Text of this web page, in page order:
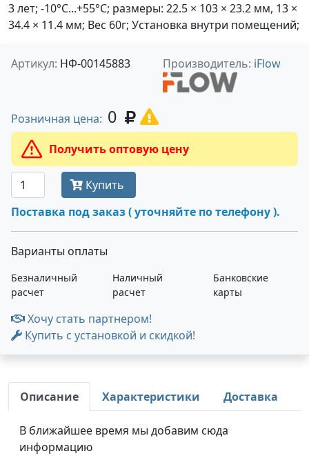
3 лет; -10°C...+55°C; размеры: 22.5 × 103 × 23.2 мм, 13 ×
34.4 × 11.4 мм; Вес 60г; Установка внутри помещений;
Артикул: НФ-00145883 Производитель: iFlow
Розничная цена: 0
Получить оптовую цену
Купить
Поставка под заказ ( уточняйте по телефону ).
Варианты оплаты
Безналичный
расчет
Наличный
расчет
Банковские
карты
Хочу стать партнером!
Купить с установкой и скидкой!
Описание Характеристики Доставка
В ближайшее время мы добавим сюда
информацию